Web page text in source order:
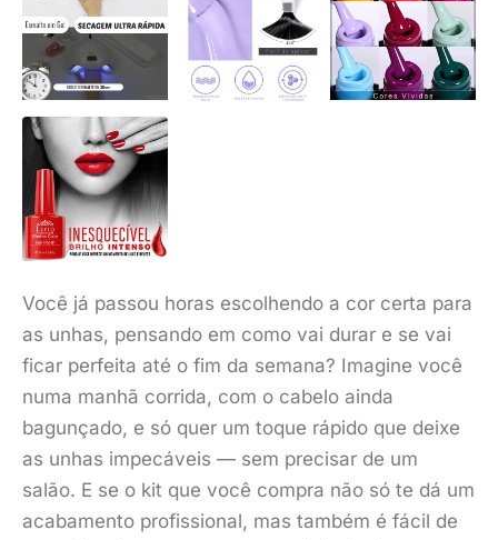
Você já passou horas escolhendo a cor certa para
as unhas, pensando em como vai durar e se vai
ficar perfeita até o fim da semana? Imagine você
numa manhã corrida, com o cabelo ainda
bagunçado, e só quer um toque rápido que deixe
as unhas impecáveis — sem precisar de um
salão. E se o kit que você compra não só te dá um
acabamento profissional, mas também é fácil de